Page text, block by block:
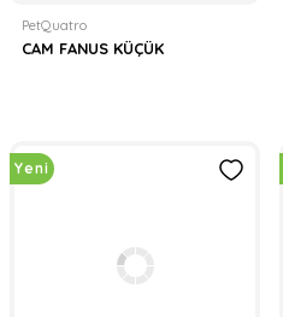
PetQuatro
CAM FANUS KÜÇÜK
Yeni